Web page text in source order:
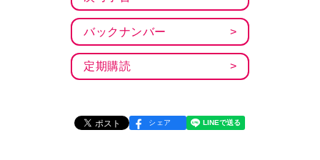
バックナンバー
定期購読
シェア